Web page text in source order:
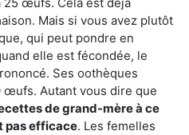
Mais si vous avez plutôt
qui peut pondre en
elle est fécondée, le
Ses oothèques
Autant vous dire que
de grand-mère à ce
pas efficace. Les femelles